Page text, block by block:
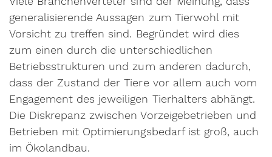
generalisierende Aussagen zum Tierwohl mit
Vorsicht zu treffen sind. Begründet wird dies
zum einen durch die unterschiedlichen
Betriebsstrukturen und zum anderen dadurch,
dass der Zustand der Tiere vor allem auch vom
Engagement des jeweiligen Tierhalters abhängt.
Die Diskrepanz zwischen Vorzeigebetrieben und
Betrieben mit Optimierungsbedarf ist groß, auch
im Ökolandbau.